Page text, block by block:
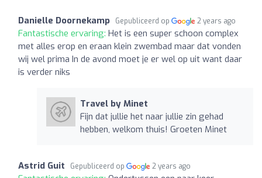
Danielle Doornekamp Gepubliceerd op 2 years ago
Fantastische ervaring: Het is een super schoon complex
met alles erop en eraan klein zwembad maar dat vonden
wij wel prima In de avond moet je er wel op uit want daar
is verder niks
Travel by Minet
Fijn dat jullie het naar jullie zin gehad
hebben, welkom thuis! Groeten Minet
Astrid Guit Gepubliceerd op 2 years ago